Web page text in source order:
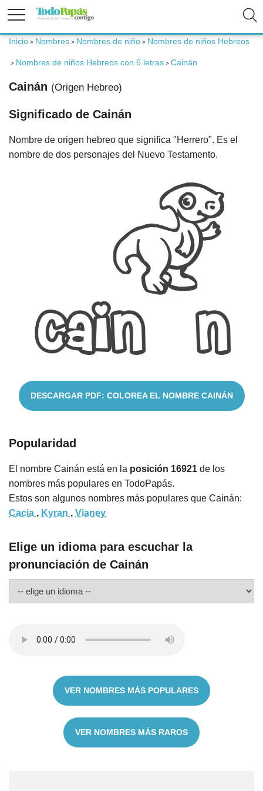
Fertilidad
Embarazo
Bebé
Niños
Inicio > Nombres > Nombres de niño > Nombres de niños Hebreos
> Nombres de niños Hebreos con 6 letras > Cainán
Cainán (Origen Hebreo)
Significado de Cainán
Nombre de origen hebreo que significa "Herrero". Es el
nombre de dos personajes del Nuevo Testamento.
DESCARGAR PDF: COLOREA EL NOMBRE CAINÁN
Popularidad
El nombre Cainán está en la posición 16921 de los
nombres más populares en TodoPapás.
Estos son algunos nombres más populares que Cainán:
Cacia , Kyran , Vianey
Elige un idioma para escuchar la
pronunciación de Cainán
VER NOMBRES MÁS POPULARES
VER NOMBRES MÁS RAROS